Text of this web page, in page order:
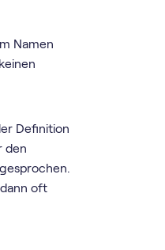
Namen
Definition
den
gesprochen.
oft